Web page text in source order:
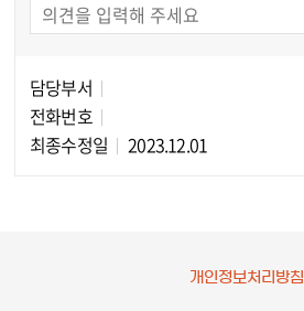
담당부서
전화번호
최종수정일
2023.12.01
개인정보처리방침